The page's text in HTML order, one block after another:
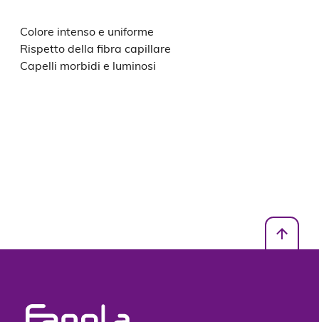
Colore intenso e uniforme
Rispetto della fibra capillare
Capelli morbidi e luminosi